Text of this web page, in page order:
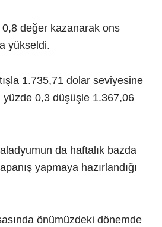
değer kazanarak ons
yükseldi.
1.735,71 dolar seviyesine
yüzde 0,3 düşüşle 1.367,06
da haftalık bazda
yapmaya hazırlandığı
önümüzdeki dönemde